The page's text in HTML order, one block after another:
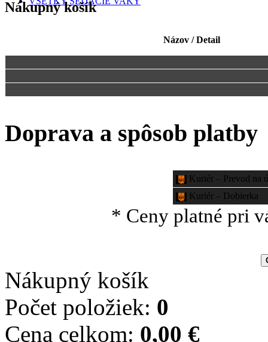
Nákupný košík
Názov / Detail
Doprava a spôsob platby
Kuriér – Prevod na
Kuriér – Dobierka
* Ceny platné pri
Nákupný košík
Počet položiek: 0
Cena celkom: 0,00 €